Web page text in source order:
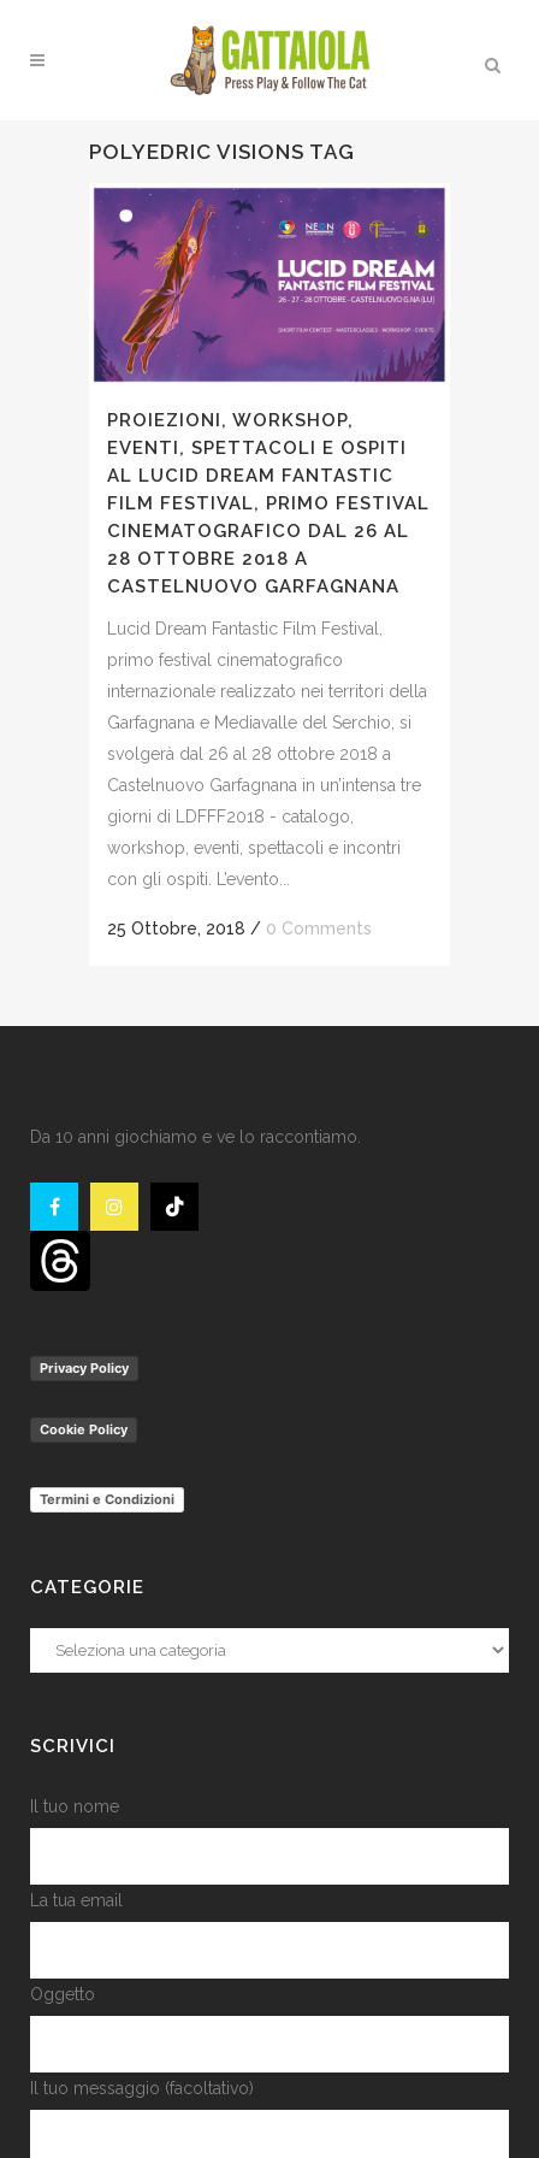
POLYEDRIC VISIONS TAG
PROIEZIONI, WORKSHOP,
EVENTI, SPETTACOLI E OSPITI
AL LUCID DREAM FANTASTIC
FILM FESTIVAL, PRIMO FESTIVAL
CINEMATOGRAFICO DAL 26 AL
28 OTTOBRE 2018 A
CASTELNUOVO GARFAGNANA
Lucid Dream Fantastic Film Festival,
primo festival cinematografico
internazionale realizzato nei territori della
Garfagnana e Mediavalle del Serchio, si
svolgerà dal 26 al 28 ottobre 2018 a
Castelnuovo Garfagnana in un’intensa tre
giorni di LDFFF2018 - catalogo,
workshop, eventi, spettacoli e incontri
con gli ospiti. L’evento...
25 Ottobre, 2018 / 0 Comments
Da 10 anni giochiamo e ve lo raccontiamo.
Privacy Policy
Cookie Policy
Termini e Condizioni
CATEGORIE
Categorie
SCRIVICI
Il tuo nome
La tua email
Oggetto
Il tuo messaggio (facoltativo)